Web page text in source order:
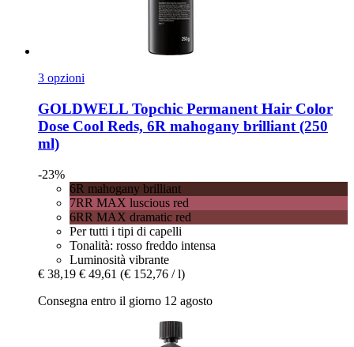
3 opzioni
GOLDWELL Topchic Permanent Hair Color
Dose Cool Reds, 6R mahogany brilliant (250
ml)
-23%
6R mahogany brilliant
7RR MAX luscious red
6RR MAX dramatic red
Per tutti i tipi di capelli
Tonalità: rosso freddo intensa
Luminosità vibrante
€ 38,19 € 49,61 (€ 152,76 / l)
Consegna entro il giorno 12 agosto